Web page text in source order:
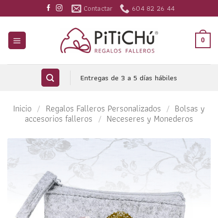
al
contenido
Contactar 604 82 26 44
0
Entregas de 3 a 5 días hábiles
Inicio / Regalos Falleros Personalizados / Bolsas y
accesorios falleros / Neceseres y Monederos